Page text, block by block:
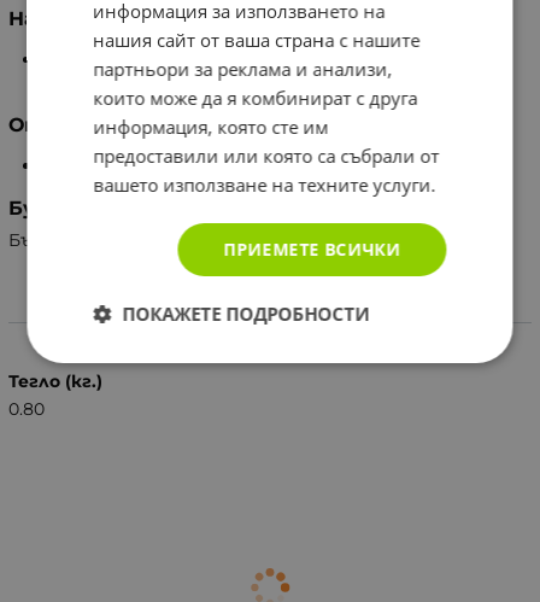
Начин на употреба
Трапезна вода, подходяща за всекидневна
консумация.
Опаковка
500 мл
Бутилирана в
България за Брънч Фемили ООД
Характеристики
Тегло (кг.)
0.80
информация за използването на
нашия сайт от ваша страна с нашите
партньори за реклама и анализи,
които може да я комбинират с друга
информация, която сте им
предоставили или която са събрали от
вашето използване на техните услуги.
ПРИЕМЕТЕ ВСИЧКИ
ПОКАЖЕТЕ ПОДРОБНОСТИ